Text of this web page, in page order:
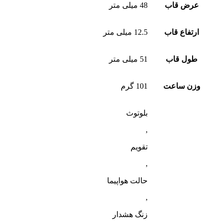
عرض قاب 48 میلی متر
ارتفاع قاب 12.5 میلی متر
طول قاب 51 میلی متر
وزن ساعت 101 گرم
بلوتوث
,
تقویم
,
حالت هواپیما
,
زنگ هشدار